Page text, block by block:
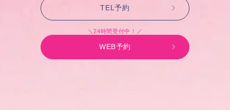
TEL予約
＼24時間受付中！／
WEB予約